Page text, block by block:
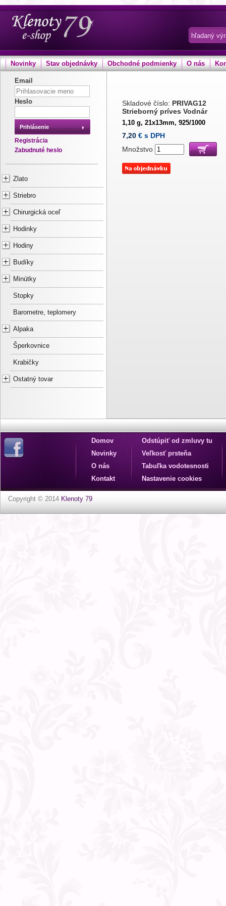
Novinky Stav objednávky Obchodné podmienky O nás
Email
Heslo
Prihlásenie
Registrácia
Zabudnuté heslo
Zlato
Striebro
Chirurgická oceľ
Hodinky
Hodiny
Budíky
Minútky
Stopky
Barometre, teplomery
Alpaka
Šperkovnice
Krabičky
Ostatný tovar
Skladové číslo: PRIVAG12
Strieborný príves Vodnár
1,10 g, 21x13mm, 925/1000
7,20 € s DPH
Množstvo
Domov
Novinky
O nás
Kontakt
Odstúpiť od zmluvy tu
Veľkosť prsteňa
Tabuľka vodotesnosti
Nastavenie cookies
Copyright © 2014 Klenoty 79